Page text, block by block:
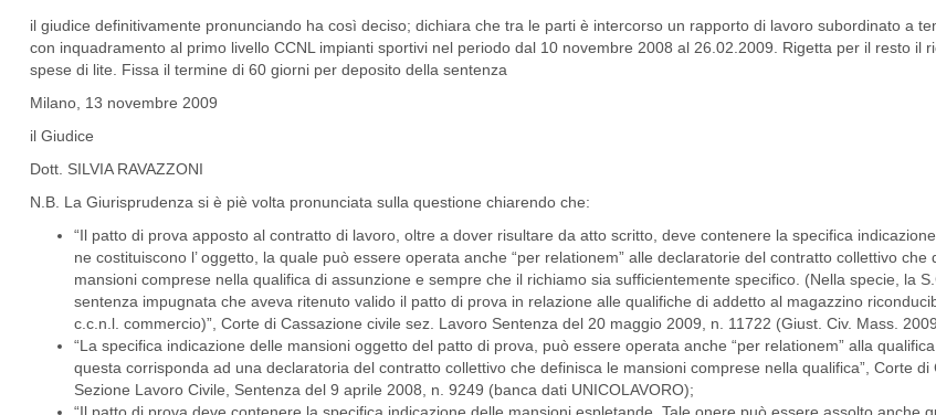
il giudice definitivamente pronunciando ha così deciso; dichiara che tra le parti è intercorso un rapporto di lavoro subordinato a
con inquadramento al primo livello CCNL impianti sportivi nel periodo dal 10 novembre 2008 al 26.02.2009. Rigetta per il resto il
spese di lite. Fissa il termine di 60 giorni per deposito della sentenza
Milano, 13 novembre 2009
il Giudice
Dott. SILVIA RAVAZZONI
N.B. La Giurisprudenza si è piè volta pronunciata sulla questione chiarendo che:
“Il patto di prova apposto al contratto di lavoro, oltre a dover risultare da atto scritto, deve contenere la specifica
ne costituiscono l’ oggetto, la quale può essere operata anche “per relationem” alle declaratorie del contratto collettivo che
mansioni comprese nella qualifica di assunzione e sempre che il richiamo sia sufficientemente specifico. (Nella specie, la
sentenza impugnata che aveva ritenuto valido il patto di prova in relazione alle qualifiche di addetto al magazzino
c.c.n.l. commercio)”, Corte di Cassazione civile sez. Lavoro Sentenza del 20 maggio 2009, n. 11722 (Giust. Civ. Mass.
“La specifica indicazione delle mansioni oggetto del patto di prova, può essere operata anche “per relationem” alla
questa corrisponda ad una declaratoria del contratto collettivo che definisca le mansioni comprese nella qualifica”, Corte di
Sezione Lavoro Civile, Sentenza del 9 aprile 2008, n. 9249 (banca dati UNICOLAVORO);